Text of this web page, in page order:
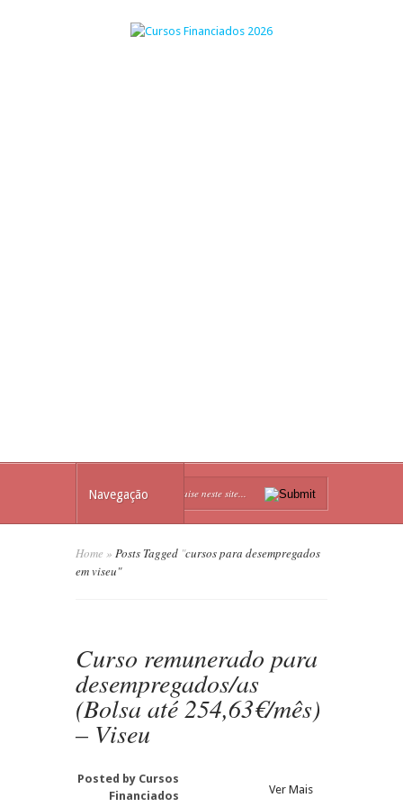
Navegação
Home » Posts Tagged "cursos para desempregados
em viseu"
Curso remunerado para
desempregados/as
(Bolsa até 254,63€/mês)
– Viseu
Posted by Cursos
Financiados
Ver Mais